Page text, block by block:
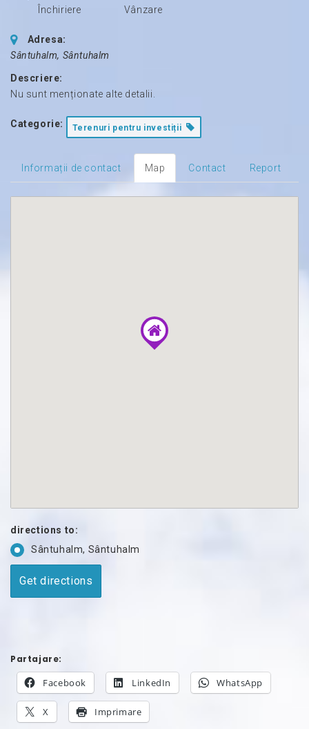
Închiriere
Vânzare
Adresa:
Sântuhalm, Sântuhalm
Descriere:
Nu sunt menționate alte detalii.
Categorie: Terenuri pentru investiții
Informații de contact Map Contact Report
directions to:
Sântuhalm, Sântuhalm
Partajare:
Facebook LinkedIn WhatsApp
X Imprimare